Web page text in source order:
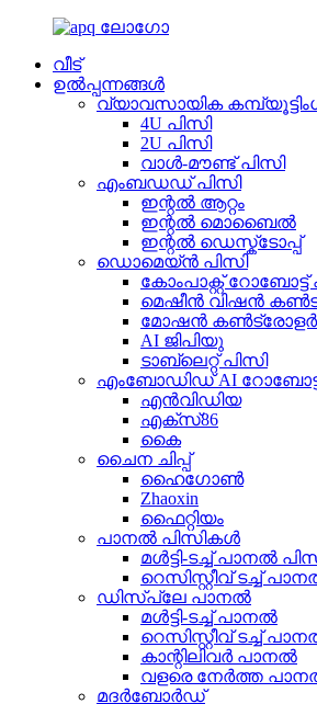
വീട്
ഉൽപ്പന്നങ്ങൾ
വ്യാവസായിക
4U പിസി
2U പിസി
വാൾ-മൗണ്ട് പിസി
എംബഡഡ് പിസി
ഇന്റൽ ആറ്റം
ഇന്റൽ മൊബൈൽ
ഇന്റൽ ഡെസ്ക്ടോപ്പ്
ഡൊമെയ്ൻ പിസി
കോം‌പാക്റ്റ്
മെഷീൻ വിഷൻ
മോഷൻ കൺട്രോളർ
AI ജിപിയു
ടാബ്‌ലെറ്റ് പിസി
എംബോഡിഡ് AI
എൻവിഡിയ
എക്സ്86
കൈ
ചൈന ചിപ്പ്
ഹൈഗോൺ
Zhaoxin
ഫൈറ്റിയം
പാനൽ പിസികൾ
മൾട്ടി-ടച്ച് പാനൽ
റെസിസ്റ്റീവ് ടച്ച്
ഡിസ്പ്ലേ പാനൽ
മൾട്ടി-ടച്ച് പാനൽ
റെസിസ്റ്റീവ് ടച്ച്
കാന്റിലിവർ പാനൽ
വളരെ നേർത്ത
മദർബോർഡ്